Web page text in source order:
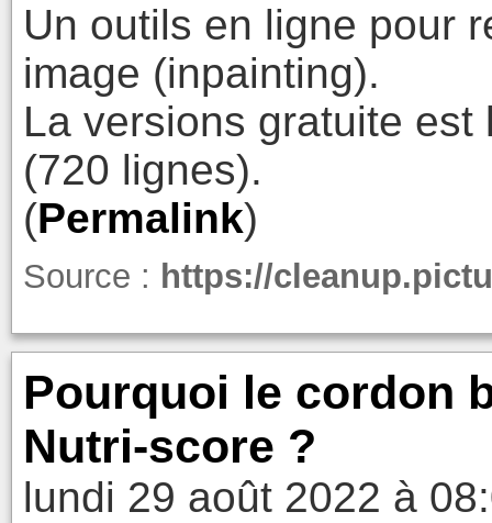
Un outils en ligne pour
image (inpainting).
La versions gratuite
(720 lignes).
(Permalink)
Source : https://
Pourquoi le cordon
Nutri-score ?
lundi 29 août 2022 à